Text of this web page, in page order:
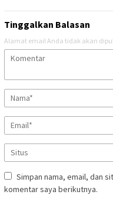
Tinggalkan Balasan
Alamat email Anda tidak akan
Simpan nama, email, dan
komentar saya berikutnya.